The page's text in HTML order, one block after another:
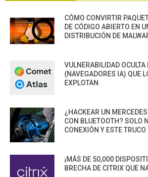
CÓMO CONVIRTIR
DE CÓDIGO ABIERTO EN
DISTRIBUCIÓN DE
VULNERABILIDAD
(NAVEGADORES IA) QUE
EXPLOTAN
¿HACKEAR UN
CON BLUETOOTH? SOLO
CONEXIÓN Y ESTE TRUCO
¡MÁS DE 50,000
BRECHA DE CITRIX QUE